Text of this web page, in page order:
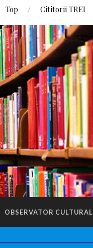
Top Cititorii TREI
OBSERVATOR CULTURAL